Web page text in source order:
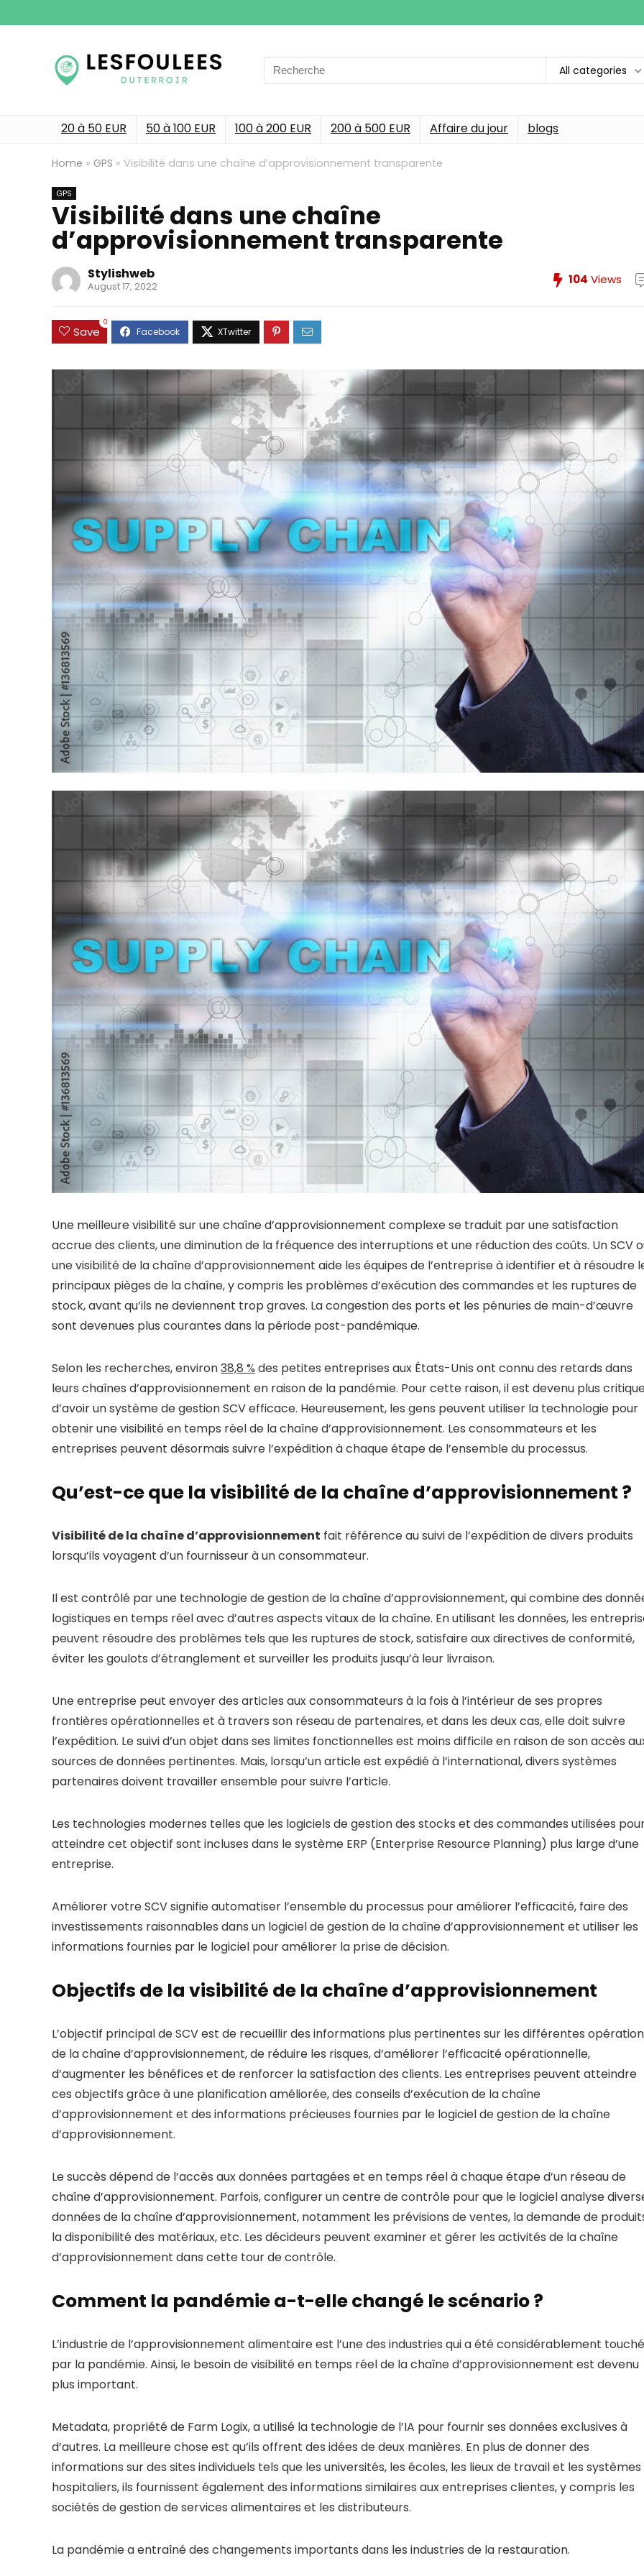
Search
for:
All categories
20 à 50 EUR 50 à 100 EUR 100 à 200 EUR 200 à 500 EUR Affaire du jour blogs
Home » GPS » Visibilité dans une chaîne d’approvisionnement transparente
GPS
Visibilité dans une chaîne
d’approvisionnement transparente
Stylishweb
August 17, 2022 104 Views
Save
0
Une meilleure visibilité sur une chaîne d’approvisionnement complexe se traduit par une satisfaction
accrue des clients, une diminution de la fréquence des interruptions et une réduction des coûts. Un SCV
une visibilité de la chaîne d’approvisionnement aide les équipes de l’entreprise à identifier et à résoudre
principaux pièges de la chaîne, y compris les problèmes d’exécution des commandes et les ruptures de
stock, avant qu’ils ne deviennent trop graves. La congestion des ports et les pénuries de main-d’œuvre
sont devenues plus courantes dans la période post-pandémique.
Selon les recherches, environ38,8 % des petites entreprises aux États-Unis ont connu des retards dans
leurs chaînes d’approvisionnement en raison de la pandémie. Pour cette raison, il est devenu plus
d’avoir un système de gestion SCV efficace. Heureusement, les gens peuvent utiliser la technologie pour
obtenir une visibilité en temps réel de la chaîne d’approvisionnement. Les consommateurs et les
entreprises peuvent désormais suivre l’expédition à chaque étape de l’ensemble du processus.
Qu’est-ce que la visibilité de la chaîne d’approvisionnement ?
Visibilité de la chaîne d’approvisionnement fait référence au suivi de l’expédition de divers produits
lorsqu’ils voyagent d’un fournisseur à un consommateur.
Il est contrôlé par une technologie de gestion de la chaîne d’approvisionnement, qui combine des
logistiques en temps réel avec d’autres aspects vitaux de la chaîne. En utilisant les données, les
peuvent résoudre des problèmes tels que les ruptures de stock, satisfaire aux directives de conformité,
éviter les goulots d’étranglement et surveiller les produits jusqu’à leur livraison.
Une entreprise peut envoyer des articles aux consommateurs à la fois à l’intérieur de ses propres
frontières opérationnelles et à travers son réseau de partenaires, et dans les deux cas, elle doit suivre
l’expédition. Le suivi d’un objet dans ses limites fonctionnelles est moins difficile en raison de son accès
sources de données pertinentes. Mais, lorsqu’un article est expédié à l’international, divers systèmes
partenaires doivent travailler ensemble pour suivre l’article.
Les technologies modernes telles que les logiciels de gestion des stocks et des commandes utilisées
atteindre cet objectif sont incluses dans le système ERP (Enterprise Resource Planning) plus large d’une
entreprise.
Améliorer votre SCV signifie automatiser l’ensemble du processus pour améliorer l’efficacité, faire des
investissements raisonnables dans un logiciel de gestion de la chaîne d’approvisionnement et utiliser les
informations fournies par le logiciel pour améliorer la prise de décision.
Objectifs de la visibilité de la chaîne d’approvisionnement
L’objectif principal de SCV est de recueillir des informations plus pertinentes sur les différentes
de la chaîne d’approvisionnement, de réduire les risques, d’améliorer l’efficacité opérationnelle,
d’augmenter les bénéfices et de renforcer la satisfaction des clients. Les entreprises peuvent atteindre
ces objectifs grâce à une planification améliorée, des conseils d’exécution de la chaîne
d’approvisionnement et des informations précieuses fournies par le logiciel de gestion de la chaîne
d’approvisionnement.
Le succès dépend de l’accès aux données partagées et en temps réel à chaque étape d’un réseau de
chaîne d’approvisionnement. Parfois, configurer un centre de contrôle pour que le logiciel analyse
données de la chaîne d’approvisionnement, notamment les prévisions de ventes, la demande de
la disponibilité des matériaux, etc. Les décideurs peuvent examiner et gérer les activités de la chaîne
d’approvisionnement dans cette tour de contrôle.
Comment la pandémie a-t-elle changé le scénario ?
L’industrie de l’approvisionnement alimentaire est l’une des industries qui a été considérablement
par la pandémie. Ainsi, le besoin de visibilité en temps réel de la chaîne d’approvisionnement est devenu
plus important.
Metadata, propriété de Farm Logix, a utilisé la technologie de l’IA pour fournir ses données exclusives à
d’autres. La meilleure chose est qu’ils offrent des idées de deux manières. En plus de donner des
informations sur des sites individuels tels que les universités, les écoles, les lieux de travail et les systèmes
hospitaliers, ils fournissent également des informations similaires aux entreprises clientes, y compris les
sociétés de gestion de services alimentaires et les distributeurs.
La pandémie a entraîné des changements importants dans les industries de la restauration.